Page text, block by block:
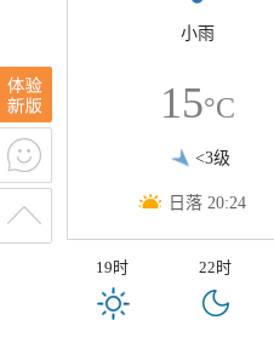
小雨
15°C
<3级
日落 20:24
19时 22时